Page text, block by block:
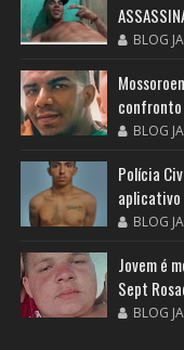
BLOG
confronto
BLOG
Polícia
aplicativo
BLOG
Jovem é
Sept
BLOG